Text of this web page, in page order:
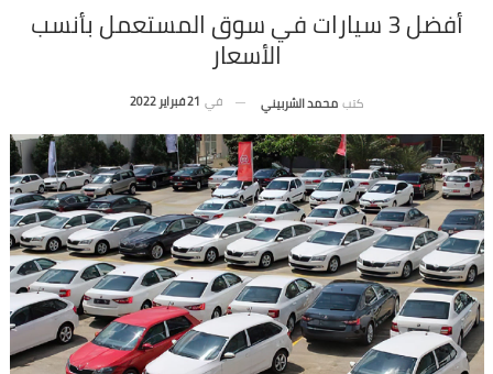
أفضل 3 سيارات في سوق المستعمل بأنسب
الأسعار
كتب محمد الشربيني في 21 فبراير 2022